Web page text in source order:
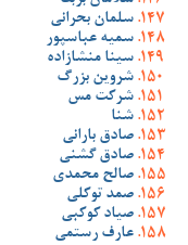
سلمان بحرانی
سمیه عباسپور
سینا منشازاده
شروین بزرگ
شرکت مس
شنا
صادق بارانی
صادق گشنی
صالح محمدی
صمد توکلی
صیاد کوکبی
عارف رستمی